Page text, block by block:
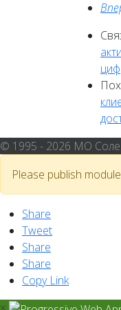
© 1995 - 2026 МО
Please publish
Share
Tweet
Share
Share
Copy Link